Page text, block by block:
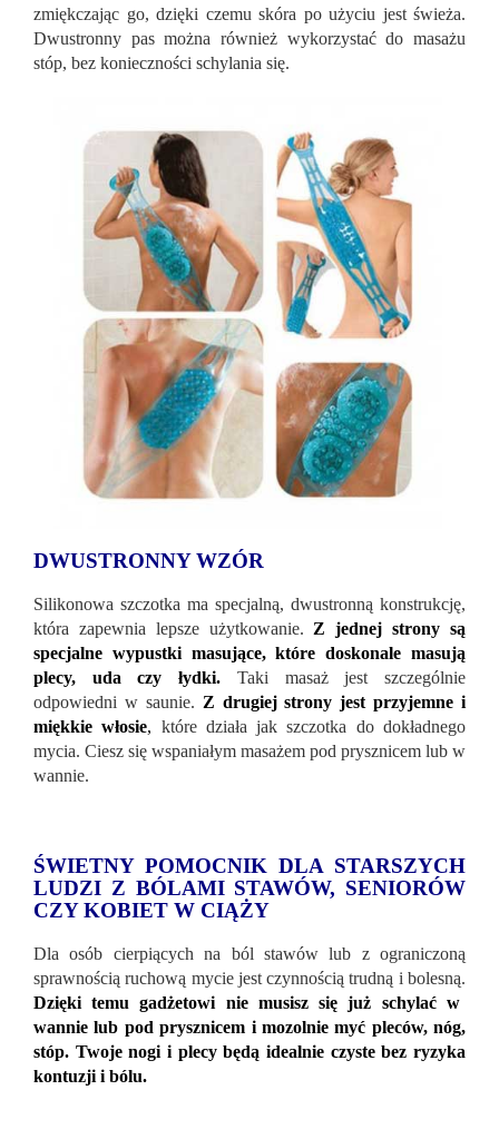
zmiękczając go, dzięki czemu skóra po użyciu jest świeża.
Dwustronny pas można również wykorzystać do masażu
stóp, bez konieczności schylania się.
DWUSTRONNY WZÓR
Silikonowa szczotka ma specjalną, dwustronną konstrukcję,
która zapewnia lepsze użytkowanie. Z jednej strony są
specjalne wypustki masujące, które doskonale masują
plecy, uda czy łydki. Taki masaż jest szczególnie
odpowiedni w saunie. Z drugiej strony jest przyjemne i
miękkie włosie, które działa jak szczotka do dokładnego
mycia. Ciesz się wspaniałym masażem pod prysznicem lub w
wannie.
ŚWIETNY POMOCNIK DLA STARSZYCH
LUDZI Z BÓLAMI STAWÓW, SENIORÓW
CZY KOBIET W CIĄŻY
Dla osób cierpiących na ból stawów lub z ograniczoną
sprawnością ruchową mycie jest czynnością trudną i bolesną.
Dzięki temu gadżetowi nie musisz się już schylać w
wannie lub pod prysznicem i mozolnie myć pleców, nóg,
stóp. Twoje nogi i plecy będą idealnie czyste bez ryzyka
kontuzji i bólu.